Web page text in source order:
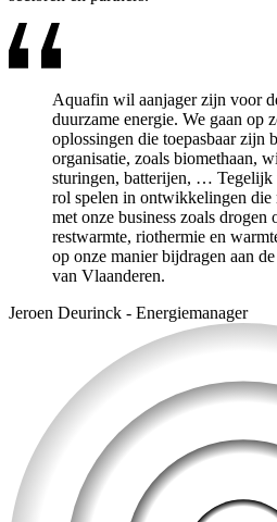
Aquafin wil aanjager zijn voor
duurzame energie. We gaan op
oplossingen die toepasbaar zijn
organisatie, zoals biomethaan,
sturingen, batterijen, … Tegelijk
rol spelen in ontwikkelingen die
met onze business zoals drogen
restwarmte, riothermie en
op onze manier bijdragen aan
van Vlaanderen.
Jeroen Deurinck - Energiemanager